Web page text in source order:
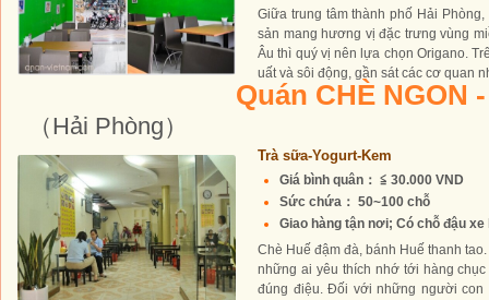
Giữa trung tâm thành phố Hải
sản mang hương vị đặc trưng vùng
Âu thì quý vị nên lựa chọn Origano.
uất và sôi động, gần sát các cơ quan
Quán CHÈ NGON
（Hải Phòng）
Trà sữa-Yogurt-Kem
Giá bình quân： ≦ 30.000 VND
Sức chứa： 50~100 chỗ
Giao hàng tận nơi; Có chỗ đậu
Chè Huế đậm đà, bánh Huế thanh
những ai yêu thích nhớ tới hàng
đúng điệu. Đối với những người con